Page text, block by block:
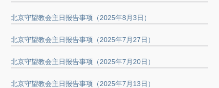
北京守望教会主日报告事项（2025年8月3日）
北京守望教会主日报告事项（2025年7月27日）
北京守望教会主日报告事项（2025年7月20日）
北京守望教会主日报告事项（2025年7月13日）